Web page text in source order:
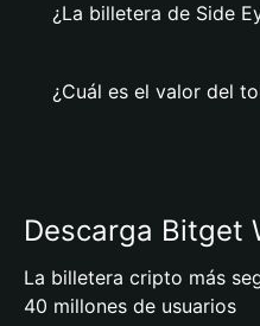
¿La billetera de Side
¿Cuál es el valor del
Descarga Bitget
La billetera cripto más
40 millones de usuarios